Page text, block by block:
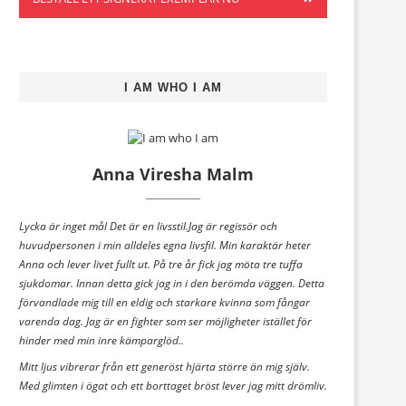
I AM WHO I AM
Anna Viresha Malm
Lycka är inget mål Det är en livsstil.Jag är regissör och
huvudpersonen i min alldeles egna livsfil. Min karaktär heter
Anna och lever livet fullt ut. På tre år fick jag möta tre tuffa
sjukdomar. Innan detta gick jag in i den berömda väggen. Detta
förvandlade mig till en eldig och starkare kvinna som fångar
varenda dag. Jag är en fighter som ser möjligheter istället för
hinder med min inre kämparglöd..
Mitt ljus vibrerar från ett generöst hjärta större än mig själv.
Med glimten i ögat och ett borttaget bröst lever jag mitt drömliv.